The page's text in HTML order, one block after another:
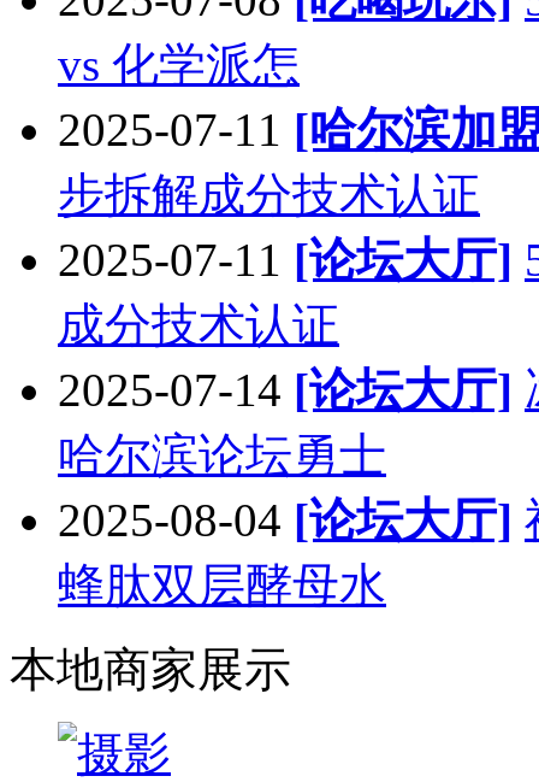
vs 化学派怎
2025-07-11 [哈尔滨加
步拆解成分技术认证
2025-07-11 [论坛大厅]
成分技术认证
2025-07-14 [论坛大厅]
哈尔滨论坛勇士
2025-08-04 [论坛大厅]
蜂肽双层酵母水
本地商家展示